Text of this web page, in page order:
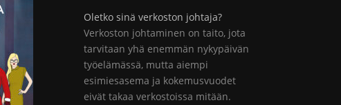
Oletko sinä verkoston johtaja?
Verkoston johtaminen on taito, jota
tarvitaan yhä enemmän nykypäivän
työelämässä, mutta aiempi
esimiesasema ja kokemusvuodet
eivät takaa verkostoissa mitään.